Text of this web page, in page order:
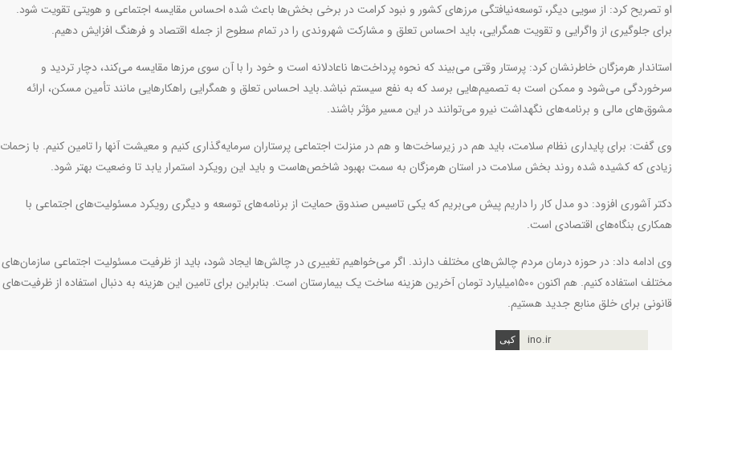
او تصریح کرد: از سویی دیگر، توسعه‌نیافتگی مرزهای کشور و نبود کرامت در برخی بخش‌ها باعث شده احساس مقایسه اجتماعی و هویتی تقویت شود.
برای جلوگیری از واگرایی و تقویت همگرایی، باید احساس تعلق و مشارکت شهروندی را در تمام سطوح از جمله اقتصاد و فرهنگ افزایش دهیم.
استاندار هرمزگان خاطرنشان کرد: پرستار وقتی می‌بیند که نحوه پرداخت‌ها ناعادلانه است و خود را با آن سوی مرزها مقایسه می‌کند، دچار تردید و
سرخوردگی می‌شود و ممکن است به تصمیم‌هایی برسد که به نفع سیستم نباشد.باید احساس تعلق و همگرایی راهکارهایی مانند تأمین مسکن، ارائه
مشوق‌های مالی و برنامه‌های نگهداشت نیرو می‌توانند در این مسیر مؤثر باشند.
وی گفت: برای پایداری نظام سلامت، باید هم در زیرساخت‌ها و هم در منزلت اجتماعی پرستاران سرمایه‌گذاری کنیم و معیشت آنها را تامین کنیم. با زحمات
زیادی که کشیده شده روند بخش سلامت در استان هرمزگان به سمت بهبود شاخص‌هاست و باید این رویکرد استمرار یابد تا وضعیت بهتر شود.
دکتر آشوری افزود: دو مدل کار را داریم پیش می‌بریم که یکی تاسیس صندوق‌ حمایت از برنامه‌های توسعه و دیگری رویکرد مسئولیت‌های اجتماعی با
همکاری بنگاه‌های اقتصادی است.
وی ادامه داد: در حوزه درمان مردم چالش‌های مختلف دارند. اگر می‌خواهیم تغییری در چالش‌ها ایجاد شود، باید از ظرفیت مسئولیت اجتماعی سازمان‌های
مختلف استفاده کنیم. هم اکنون ۱۵۰۰میلیارد تومان آخرین هزینه ساخت یک بیمارستان است. بنابراین برای تامین این هزینه به دنبال استفاده از ظرفیت‌های
قانونی برای خلق منابع جدید هستیم.
ino.ir